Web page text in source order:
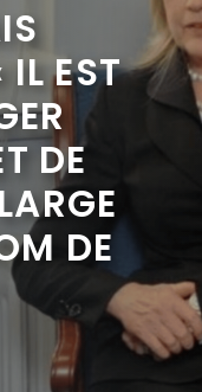
EST
DE
DE